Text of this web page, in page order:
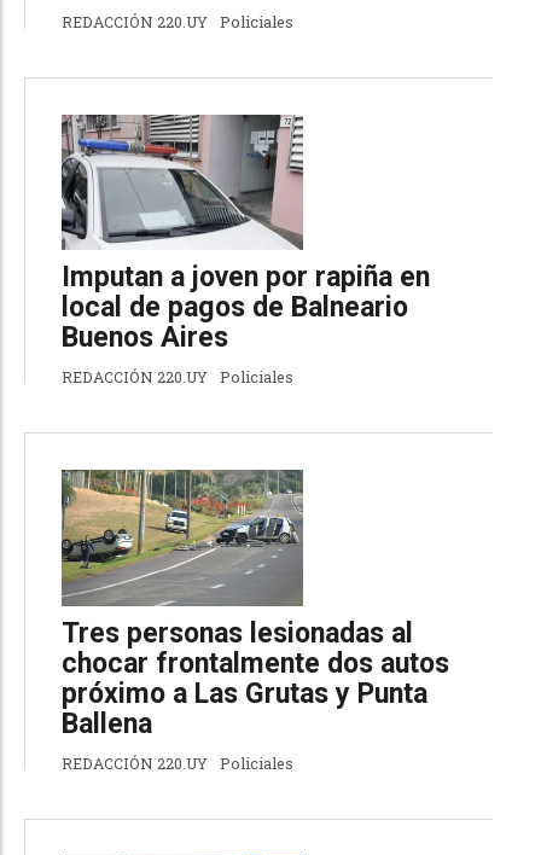
REDACCIÓN 220.UY Policiales
Imputan a joven por rapiña en
local de pagos de Balneario
Buenos Aires
REDACCIÓN 220.UY Policiales
Tres personas lesionadas al
chocar frontalmente dos autos
próximo a Las Grutas y Punta
Ballena
REDACCIÓN 220.UY Policiales